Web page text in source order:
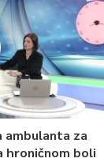
ambulanta za
hroničnom boli